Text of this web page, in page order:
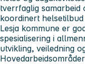
tverrfaglig samarbeid
koordinert
Lesja kommune er
spesialisering i
utvikling, veiledning
Hovedarbeidsområder